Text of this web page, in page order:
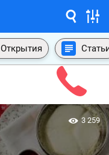
Открытия
3 259